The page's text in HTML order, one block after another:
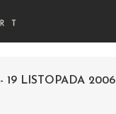
- 19 LISTOPADA 2006